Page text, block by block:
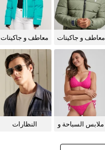
معاطف و جاكيتات
معاطف و جاكيتات
ملابس السباحة و
النظارات